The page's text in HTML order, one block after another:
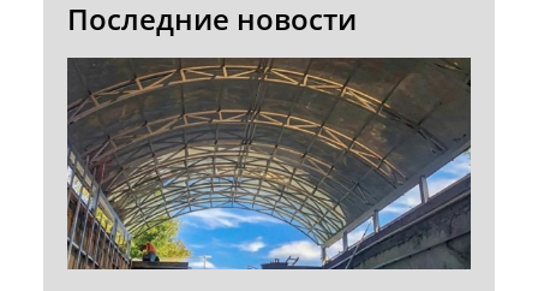
Последние новости